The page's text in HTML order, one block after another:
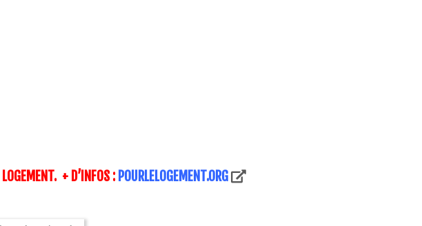
+ D’INFOS : POURLELOGEMENT.ORG